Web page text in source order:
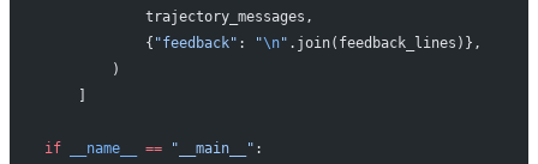
            trajectory_messages,
            {
"feedback" : "\n" .join(feedback_lines)},
        )
    ]
if __name__ == "__main__" :